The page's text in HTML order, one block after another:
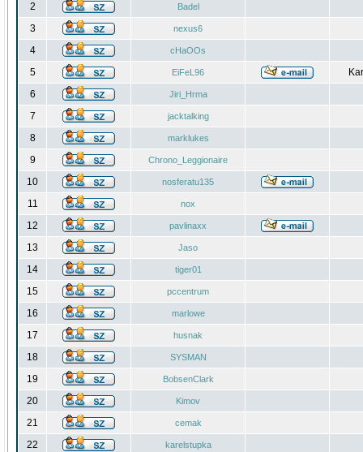
2 Badel
3 nexus6
4 cHaOOs
5 EiFeL96
6
Jiri_Hrma
7 jacktalking
8 marklukes
9 Chrono_Leggionaire
10 nosferatu135
11 nox
12 pavlinaxx
13 Jaso
14 tiger01
15 pccentrum
16 marlowe
17 husnak
18 SYSMAN
19 BobsenClark
20 Kimov
21 cemak
22 karelstupka